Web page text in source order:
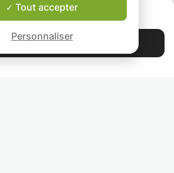
Garantie Le-Bon-Prof
Contacter Liesbet
4.9 44 397
Tout accepter
Personnaliser